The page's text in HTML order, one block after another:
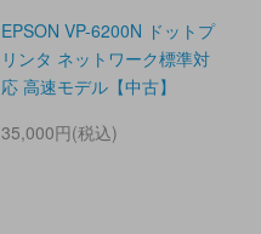
EPSON VP-6200N ドットプ
リンタ ネットワーク標準対
応 高速モデル【中古】
35,000円(税込)